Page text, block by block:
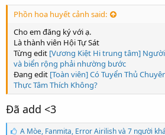
:
Phồn hoa huyết cảnh said:
Cho em đăng ký với ạ.
Là thành viên Hội Tự Sát
Từng edit [Vương Kiệt Hi trung tâm]
và biển rộng phải nhường bước
Đang edit [Toàn viên] Có Tuyển Thủ
Thực Tâm Thích Không?
Đã add <3
S
A Mòe, Fanmita, Error Airilish và 7 người